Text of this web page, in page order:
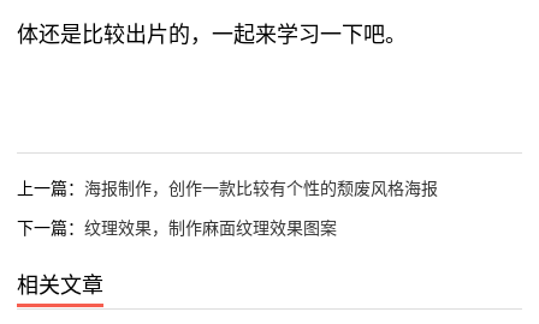
体还是比较出片的，一起来学习一下吧。
上一篇： 海报制作，创作一款比较有个性的颓废风格海报
下一篇： 纹理效果，制作麻面纹理效果图案
相关文章